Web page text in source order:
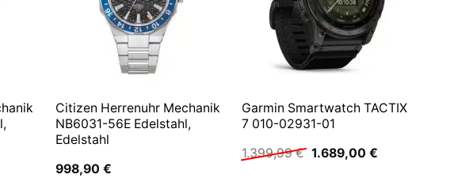
Citizen Herrenuhr Mechanik
NB6031-56E Edelstahl,
Edelstahl
998,90 €
Garmin Smartwatch TACTIX
7 010-02931-01
1.399,99€ Ursprünglicher
1.689,00 €Aktueller